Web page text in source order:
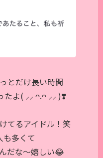
とだけ長い時間
たよ( ⸝⸝ ᴖ.ᴖ ⸝⸝ )❣️
てるアイドル！笑
も多くて
だな〜嬉しい😂